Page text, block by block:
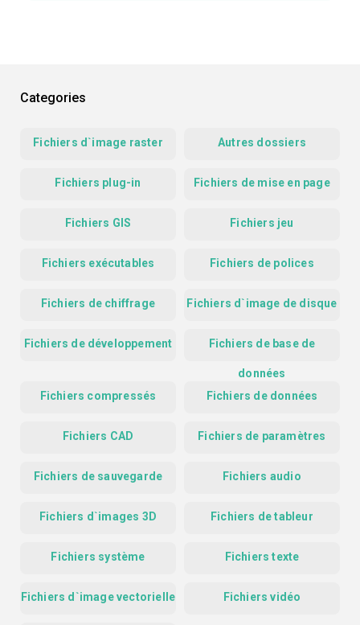
Categories
Fichiers d`image raster Autres dossiers
Fichiers plug-in Fichiers de mise en page
Fichiers GIS Fichiers jeu
Fichiers exécutables Fichiers de polices
Fichiers de chiffrage Fichiers d`image de disque
Fichiers de développement Fichiers de base de
données
Fichiers compressés
Fichiers de données
Fichiers CAD Fichiers de paramètres
Fichiers de sauvegarde Fichiers audio
Fichiers d`images 3D Fichiers de tableur
Fichiers système Fichiers texte
Fichiers d`image vectorielle Fichiers vidéo